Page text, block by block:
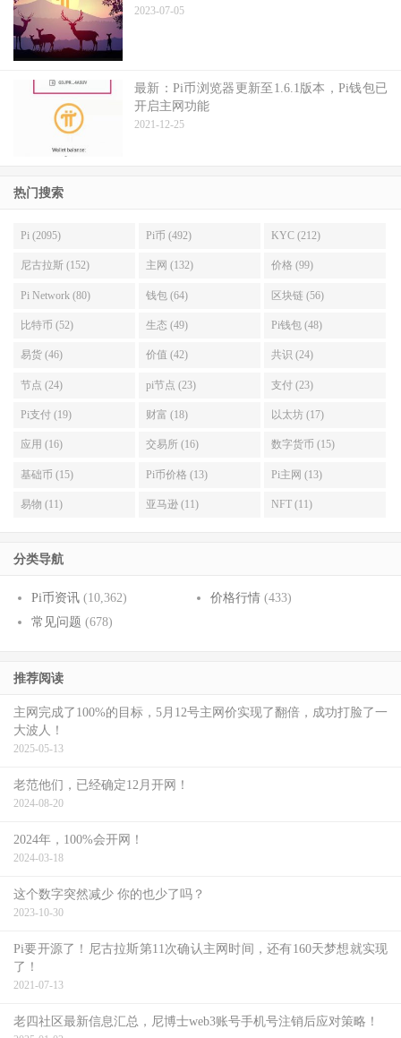
2023-07-05
最新：Pi币浏览器更新至1.6.1版本，Pi钱包已
开启主网功能
2021-12-25
热门搜索
Pi (2095) Pi币 (492) KYC (212)
尼古拉斯 (152) 主网 (132) 价格 (99)
Pi Network (80) 钱包 (64) 区块链 (56)
比特币 (52) 生态 (49) Pi钱包 (48)
易货 (46) 价值 (42) 共识 (24)
节点 (24) pi节点 (23) 支付 (23)
Pi支付 (19) 财富 (18) 以太坊 (17)
应用 (16) 交易所 (16) 数字货币 (15)
基础币 (15) Pi币价格 (13) Pi主网 (13)
易物 (11) 亚马逊 (11) NFT (11)
分类导航
Pi币资讯 (10,362) 价格行情(433)
常见问题 (678)
推荐阅读
主网完成了100%的目标，5月12号主网价实现了翻倍，成功打脸了一
大波人！
2025-05-13
老范他们，已经确定12月开网！
2024-08-20
2024年，100%会开网！
2024-03-18
这个数字突然减少 你的也少了吗？
2023-10-30
Pi要开源了！尼古拉斯第11次确认主网时间，还有160天梦想就实现
了！
2021-07-13
老四社区最新信息汇总，尼博士web3账号手机号注销后应对策略！